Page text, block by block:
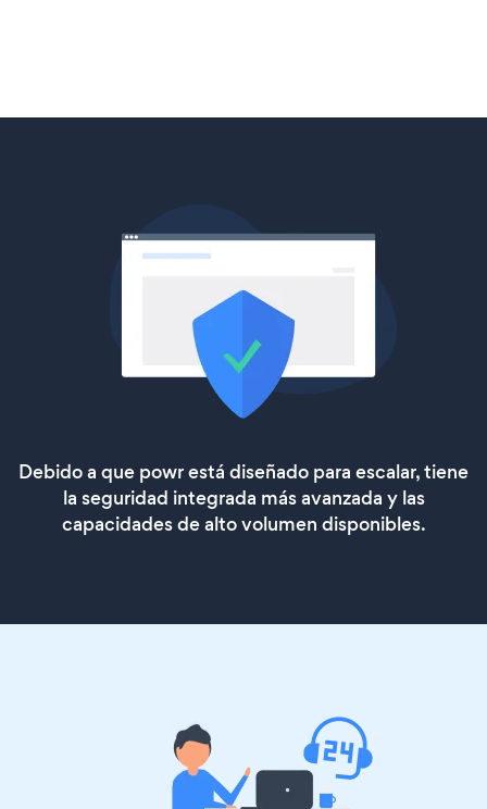
Debido a que powr está diseñado para escalar, tiene
la seguridad integrada más avanzada y las
capacidades de alto volumen disponibles.